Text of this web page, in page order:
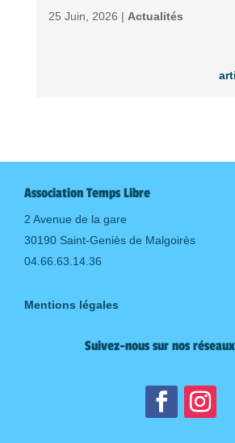
25 Juin, 2026 | Actualités
Association Temps Libre
2 Avenue de la gare
30190 Saint-Geniès de Malgoirès
04.66.63.14.36
Mentions légales
Suivez-nous sur nos